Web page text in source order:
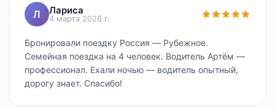
Л Лариса
4 марта 2026 г.
Бронировали поездку Россия — Рубежное.
Семейная поездка на 4 человек. Водитель Артём —
профессионал. Ехали ночью — водитель опытный,
дорогу знает. Спасибо!